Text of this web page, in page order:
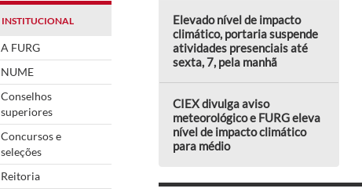
INSTITUCIONAL
A FURG
NUME
Conselhos
superiores
Concursos e
seleções
Reitoria
Elevado nível de impacto
climático, portaria suspende
atividades presenciais até
sexta, 7, pela manhã
CIEX divulga aviso
meteorológico e FURG eleva
nível de impacto climático
para médio